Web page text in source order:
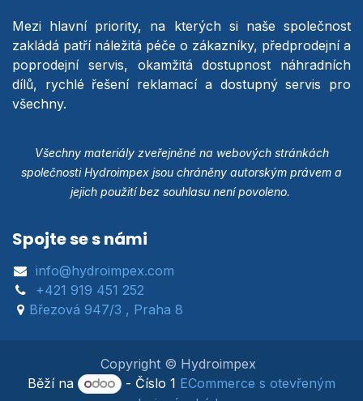
Mezi hlavní priority, na kterých si naše společnost
zakládá patří náležitá péče o zákazníky, předprodejní a
poprodejní servis, okamžitá dostupnost náhradních
dílů, rychlé řešení reklamací a dostupný servis pro
všechny.
Všechny materiály zveřejněné na webových stránkách
společnosti Hydroimpex jsou chráněny autorským právem a
jejich použití bez souhlasu není povoleno.
Spojte se s námi
info@hydroimpex.com
+421 919 451 252
Březová 947/3 , Praha 8
Copyright © Hydroimpex
Běží na
- Číslo 1 ECommerce s otevřeným